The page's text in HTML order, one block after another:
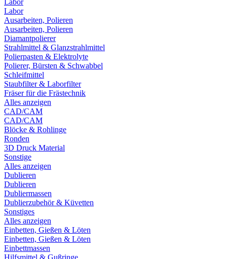
Labor
Labor
Ausarbeiten, Polieren
Ausarbeiten, Polieren
Diamantpolierer
Strahlmittel & Glanzstrahlmittel
Polierpasten & Elektrolyte
Polierer, Bürsten & Schwabbel
Schleifmittel
Staubfilter & Laborfilter
Fräser für die Frästechnik
Alles anzeigen
CAD/CAM
CAD/CAM
Blöcke & Rohlinge
Ronden
3D Druck Material
Sonstige
Alles anzeigen
Dublieren
Dublieren
Dubliermassen
Dublierzubehör & Küvetten
Sonstiges
Alles anzeigen
Einbetten, Gießen & Löten
Einbetten, Gießen & Löten
Einbettmassen
Hilfsmittel & Gußringe